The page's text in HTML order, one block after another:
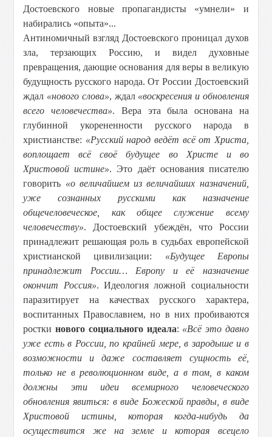
Достоевского новые пропагандисты «умнели» и
набирались «опыта»...
Антиномичный взгляд Достоевского проницал духов
зла, терзающих Россию, и видел духовные
превращения, дающие основания для веры в великую
будущность русского народа. От России Достоевский
ждал «нового слова», ждал «воскресения и обновления
всего человечества». Вера эта была основана на
глубинной укорененности русского народа в
христианстве: «Русский народ ведёт всё от Христа,
воплощает всё своё будущее во Христе и во
Христовой истине». Это даёт основания писателю
говорить «о величайшем из величайших назначений,
уже сознанных русскими как назначение
общечеловеческое, как общее служение всему
человечеству». Достоевский убеждён, что России
принадлежит решающая роль в судьбах европейской
христианской цивилизации: «Будущее Европы
принадлежит России… Европу и её назначение
окончит Россия». Идеология ложной социальности
паразитирует на качествах русского характера,
воспитанных Православием, но в них пробиваются
росткинового социального идеала: «Всё это давно
уже есть в России, по крайней мере, в зародыше и в
возможности и даже составляет сущность её,
только не в революционном виде, а в том, в каком
должны эти идеи всемирного человеческого
обновления явиться: в виде Божеской правды, в виде
Христовой истины, которая когда-нибудь да
осуществится же на земле и которая всецело